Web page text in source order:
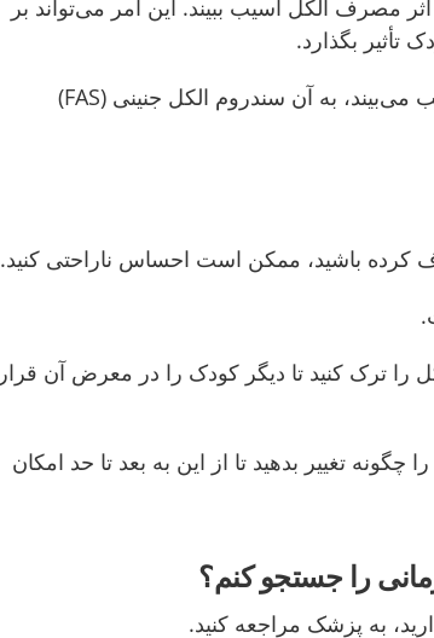
مصرف الکل آسیب ببیند. این امر می‌تواند بر
تأثیر بگذارد.
می‌بیند، به آن سندروم الکل جنینی(FAS)
کرده باشید، ممکن است احساس ناراحتی کنید.
را ترک کنید تا دیگر کودک را در معرض آن قرار
تغییر بدهید تا از این به بعد تا حد امکان
را جستجو کنم؟
به پزشک مراجعه کنید.